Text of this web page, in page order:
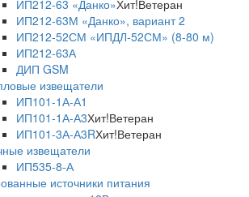
ИП212-63 «Данко»Хит!Ветеран
ИП212-63М «Данко», вариант 2
ИП212-52СМ «ИПДЛ-52СМ» (8-80 м)
ИП212-63А
ДИП GSM
извещатели
ИП101-1А-А1
ИП101-1А-А3Хит!Ветеран
ИП101-3А-А3RХит!Ветеран
извещатели
ИП535-8-А
источники питания